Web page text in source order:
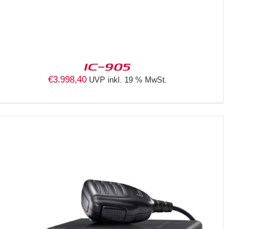
IC-905
€3.998,40 UVP inkl. 19 % MwSt.